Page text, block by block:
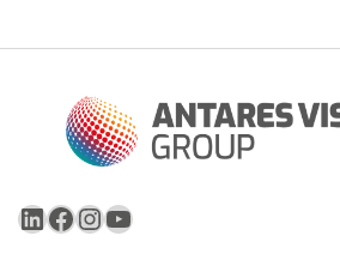
LinkedIn
Facebook
Instagram
YouTube